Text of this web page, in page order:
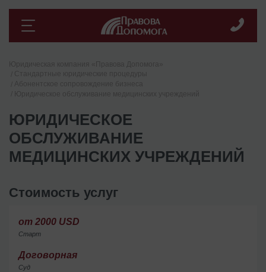
ЮРИДИЧЕСКОЕ
ОБСЛУЖИВАНИЕ
МЕДИЦИНСКИХ УЧРЕЖДЕНИЙ
Стоимость услуг
от 2000 USD
Старт
Договорная
Суд